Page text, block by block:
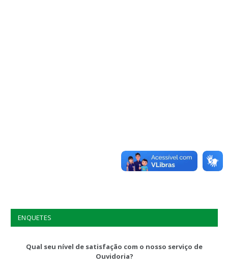
ENQUETES
Qual seu nível de satisfação com o nosso serviço de
Ouvidoria?